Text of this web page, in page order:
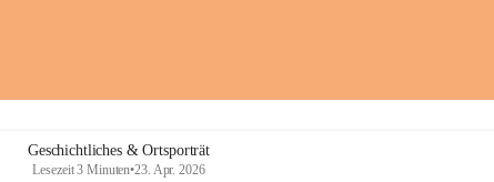
Geschichtliches & Ortsporträt
Lesezeit 3 Minuten•23. Apr. 2026